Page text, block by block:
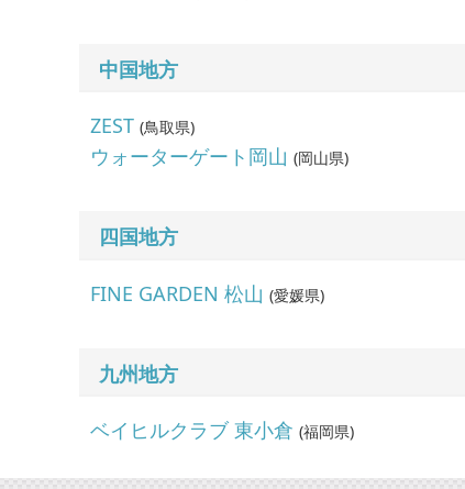
中国地方
ZEST (鳥取県)
ウォーターゲート岡山 (岡山県)
四国地方
FINE GARDEN 松山 (愛媛県)
九州地方
ベイヒルクラブ 東小倉 (福岡県)